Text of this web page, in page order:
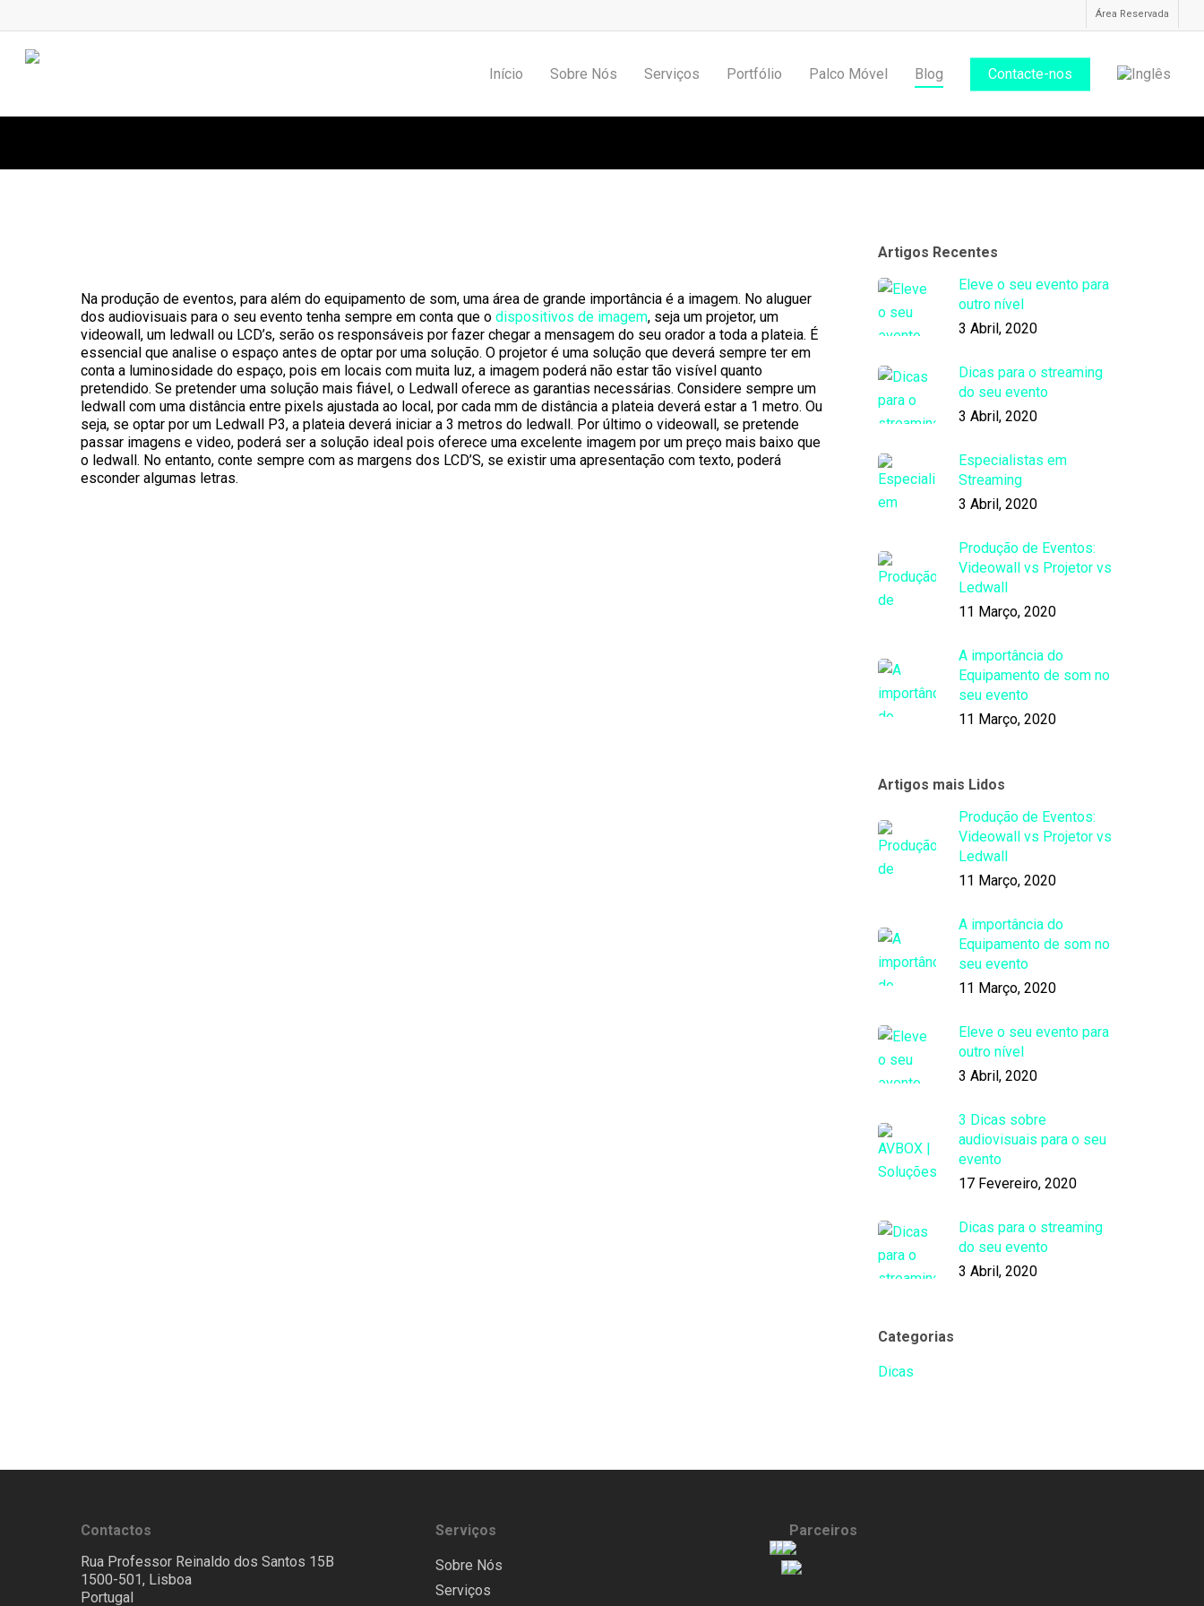
content
Área Reservada
Início Sobre Nós Serviços Portfólio Palco Móvel Blog Contacte-nos
By AVBOX 11 Março, 2020 Dicas
No Comments
Na produção de eventos, para além do equipamento de som, uma área de grande importância é a imagem. No aluguer
dos audiovisuais para o seu evento tenha sempre em conta que odispositivos de imagem, seja um projetor, um
videowall, um ledwall ou LCD’s, serão os responsáveis por fazer chegar a mensagem do seu orador a toda a plateia. É
essencial que analise o espaço antes de optar por uma solução. O projetor é uma solução que deverá sempre ter em
conta a luminosidade do espaço, pois em locais com muita luz, a imagem poderá não estar tão visível quanto
pretendido. Se pretender uma solução mais fiável, o Ledwall oferece as garantias necessárias. Considere sempre um
ledwall com uma distância entre pixels ajustada ao local, por cada mm de distância a plateia deverá estar a 1 metro. Ou
seja, se optar por um Ledwall P3, a plateia deverá iniciar a 3 metros do ledwall. Por último o videowall, se pretende
passar imagens e video, poderá ser a solução ideal pois oferece uma excelente imagem por um preço mais baixo que
o ledwall. No entanto, conte sempre com as margens dos LCD’S, se existir uma apresentação com texto, poderá
esconder algumas letras.
Artigos Recentes
Eleve o seu evento para
outro nível
3 Abril, 2020
Dicas para o streaming
do seu evento
3 Abril, 2020
Especialistas em
Streaming
3 Abril, 2020
Produção de Eventos:
Videowall vs Projetor vs
Ledwall
11 Março, 2020
A importância do
Equipamento de som no
seu evento
11 Março, 2020
Artigos mais Lidos
Produção de Eventos:
Videowall vs Projetor vs
Ledwall
11 Março, 2020
A importância do
Equipamento de som no
seu evento
11 Março, 2020
Eleve o seu evento para
outro nível
3 Abril, 2020
3 Dicas sobre
audiovisuais para o seu
evento
17 Fevereiro, 2020
Dicas para o streaming
do seu evento
3 Abril, 2020
Categorias
Dicas
Contactos
Rua Professor Reinaldo dos Santos 15B
1500-501, Lisboa
Portugal
Serviços
Sobre Nós
Serviços
Parceiros